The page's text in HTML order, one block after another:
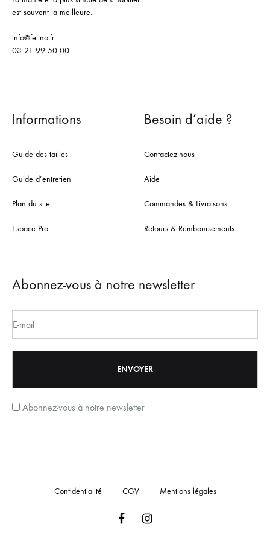
est souvent la meilleure.
info@felino.fr
03 21 99 50 00
Informations
Guide des tailles
Guide d’entretien
Plan du site
Espace Pro
Besoin d’aide ?
Contactez-nous
Aide
Commandes & Livraisons
Retours & Remboursements
Abonnez-vous à notre newsletter
Abonnez-vous à notre newsletter
Confidentialité CGV Mentions légales
FacebookInstagram